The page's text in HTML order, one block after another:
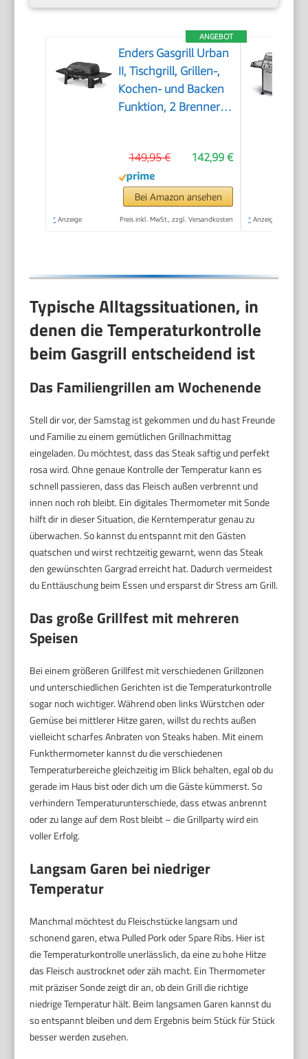
ANGEBOT
Enders Gasgrill Urban
II, Tischgrill, Grillen-,
Kochen- und Backen
Funktion, 2 Brenner
Balkon-, Camping-
Grill, Aluguss-
Gehäuse, Gusseisen-
Rost #2070
142,99 €
149,95 €
Bei Amazon ansehen
* Anzeige Preis inkl. MwSt., zzgl. Versandkosten * Anzeige
Typische Alltagssituationen, in
denen die Temperaturkontrolle
beim Gasgrill entscheidend ist
Das Familiengrillen am Wochenende
Stell dir vor, der Samstag ist gekommen und du hast Freunde
und Familie zu einem gemütlichen Grillnachmittag
eingeladen. Du möchtest, dass das Steak saftig und perfekt
rosa wird. Ohne genaue Kontrolle der Temperatur kann es
schnell passieren, dass das Fleisch außen verbrennt und
innen noch roh bleibt. Ein digitales Thermometer mit Sonde
hilft dir in dieser Situation, die Kerntemperatur genau zu
überwachen. So kannst du entspannt mit den Gästen
quatschen und wirst rechtzeitig gewarnt, wenn das Steak
den gewünschten Gargrad erreicht hat. Dadurch vermeidest
du Enttäuschung beim Essen und ersparst dir Stress am Grill.
Das große Grillfest mit mehreren
Speisen
Bei einem größeren Grillfest mit verschiedenen Grillzonen
und unterschiedlichen Gerichten ist die Temperaturkontrolle
sogar noch wichtiger. Während oben links Würstchen oder
Gemüse bei mittlerer Hitze garen, willst du rechts außen
vielleicht scharfes Anbraten von Steaks haben. Mit einem
Funkthermometer kannst du die verschiedenen
Temperaturbereiche gleichzeitig im Blick behalten, egal ob du
gerade im Haus bist oder dich um die Gäste kümmerst. So
verhindern Temperaturunterschiede, dass etwas anbrennt
oder zu lange auf dem Rost bleibt – die Grillparty wird ein
voller Erfolg.
Langsam Garen bei niedriger
Temperatur
Manchmal möchtest du Fleischstücke langsam und
schonend garen, etwa Pulled Pork oder Spare Ribs. Hier ist
die Temperaturkontrolle unerlässlich, da eine zu hohe Hitze
das Fleisch austrocknet oder zäh macht. Ein Thermometer
mit präziser Sonde zeigt dir an, ob dein Grill die richtige
niedrige Temperatur hält. Beim langsamen Garen kannst du
so entspannt bleiben und dem Ergebnis beim Stück für Stück
besser werden zusehen.